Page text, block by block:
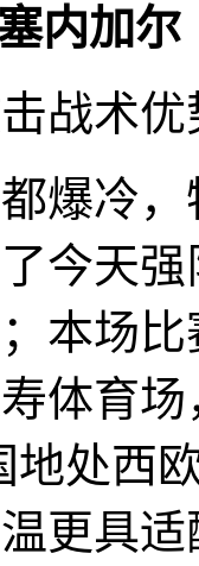
内加尔
战术优
爆冷
今天
本场
体育
处西
更具